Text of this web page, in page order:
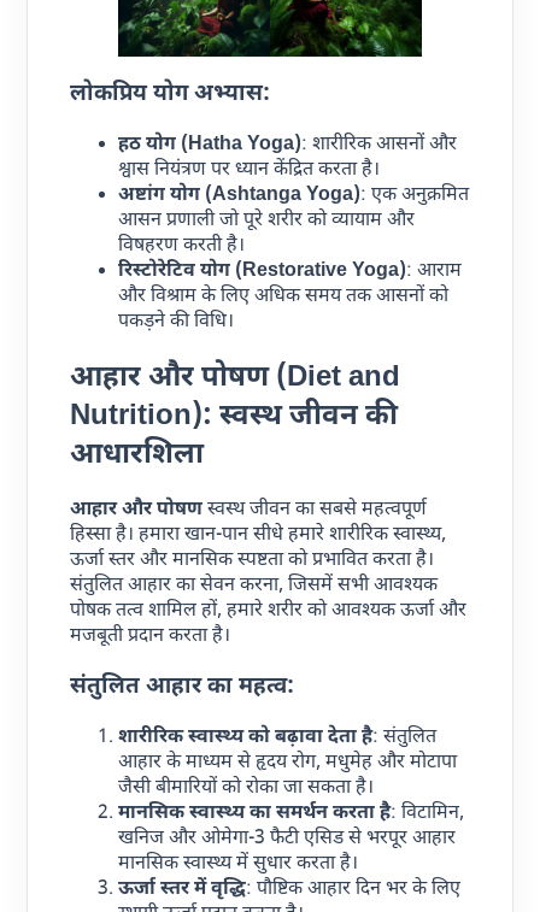
लोकप्रिय योग अभ्यास:
हठ योग (Hatha Yoga): शारीरिक आसनों और
श्वास नियंत्रण पर ध्यान केंद्रित करता है।
अष्टांग योग (Ashtanga Yoga): एक अनुक्रमित
आसन प्रणाली जो पूरे शरीर को व्यायाम और
विषहरण करती है।
रिस्टोरेटिव योग (Restorative Yoga): आराम
और विश्राम के लिए अधिक समय तक आसनों को
पकड़ने की विधि।
आहार और पोषण (Diet and
Nutrition): स्वस्थ जीवन की
आधारशिला
आहार और पोषणस्वस्थ जीवन का सबसे महत्वपूर्ण
हिस्सा है। हमारा खान-पान सीधे हमारे शारीरिक स्वास्थ्य,
ऊर्जा स्तर और मानसिक स्पष्टता को प्रभावित करता है।
संतुलित आहार का सेवन करना, जिसमें सभी आवश्यक
पोषक तत्व शामिल हों, हमारे शरीर को आवश्यक ऊर्जा और
मजबूती प्रदान करता है।
संतुलित आहार का महत्व:
शारीरिक स्वास्थ्य को बढ़ावा देता है: संतुलित
आहार के माध्यम से हृदय रोग, मधुमेह और मोटापा
जैसी बीमारियों को रोका जा सकता है।
मानसिक स्वास्थ्य का समर्थन करता है: विटामिन,
खनिज और ओमेगा-3 फैटी एसिड से भरपूर आहार
मानसिक स्वास्थ्य में सुधार करता है।
ऊर्जा स्तर में वृद्धि: पौष्टिक आहार दिन भर के लिए